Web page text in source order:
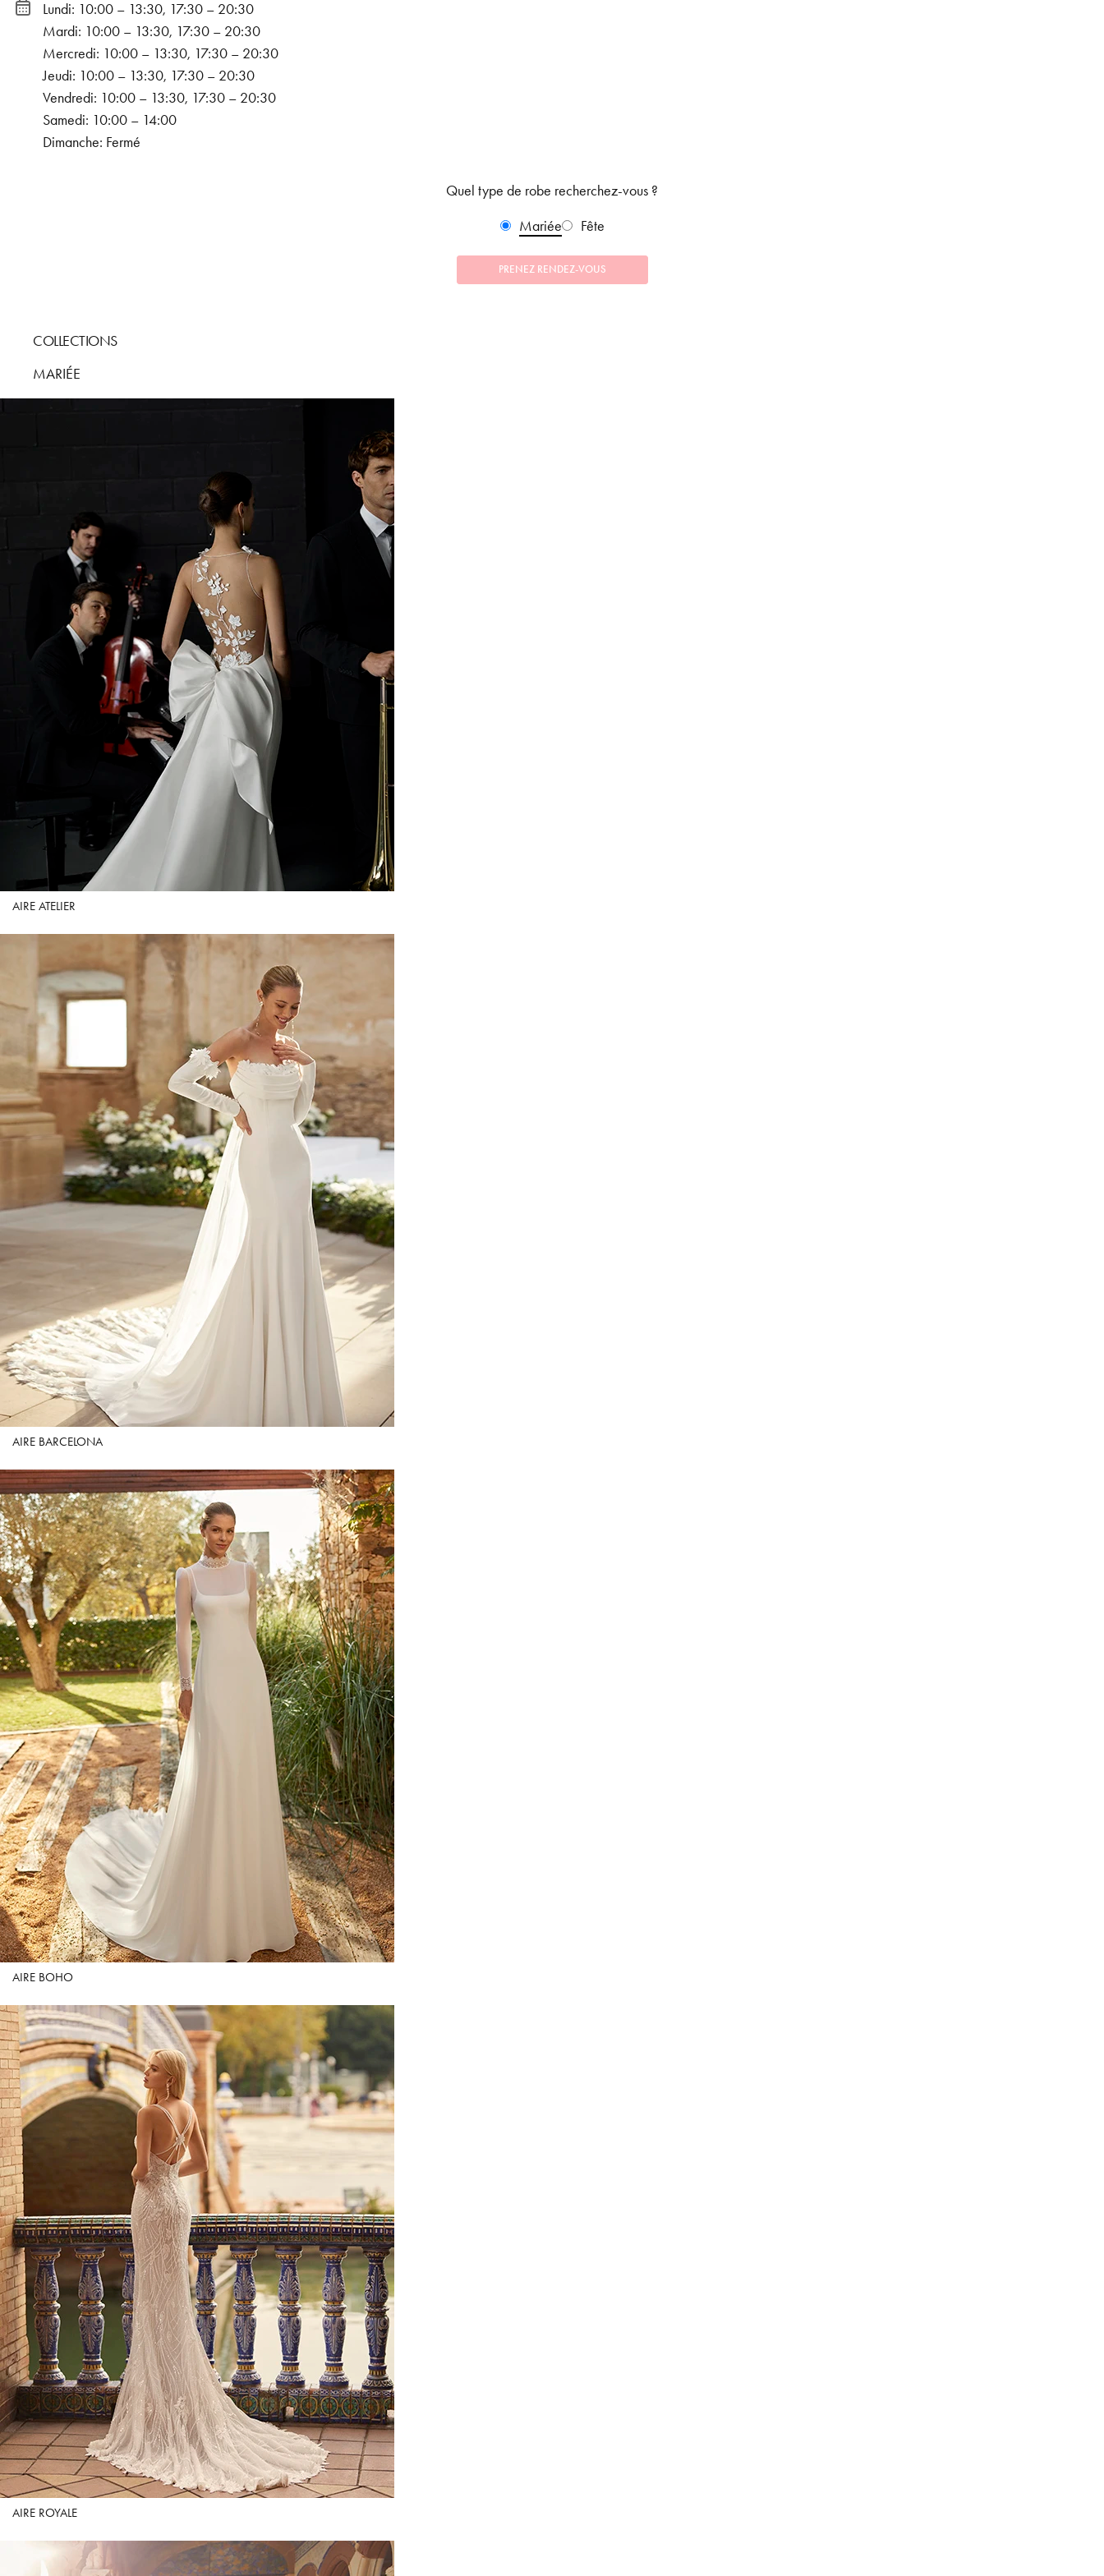
Lundi: 10:00 – 13:30, 17:30 – 20:30
Mardi: 10:00 – 13:30, 17:30 – 20:30
Mercredi: 10:00 – 13:30, 17:30 – 20:30
Jeudi: 10:00 – 13:30, 17:30 – 20:30
Vendredi: 10:00 – 13:30, 17:30 – 20:30
Samedi: 10:00 – 14:00
Dimanche: Fermé
Quel type de robe recherchez-vous ?
Mariée
Fête
PRENEZ RENDEZ-VOUS
COLLECTIONS
MARIÉE
AIRE ATELIER
AIRE BARCELONA
AIRE BOHO
AIRE ROYALE